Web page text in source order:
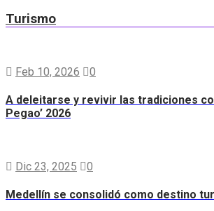
Turismo
Feb 10, 2026 0
A deleitarse y revivir las tradiciones
Pegao’ 2026
Dic 23, 2025 0
Medellín se consolidó como destino